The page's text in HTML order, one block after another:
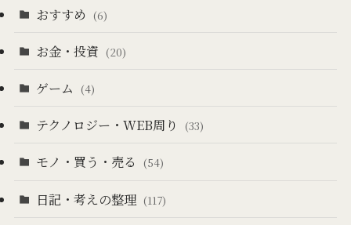
おすすめ (6)
お金・投資 (20)
ゲーム (4)
テクノロジー・WEB周り (33)
モノ・買う・売る (54)
日記・考えの整理 (117)